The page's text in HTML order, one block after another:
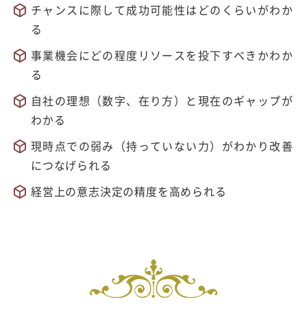
チャンスに際して成功可能性はどのくらいがわか
る
事業機会にどの程度リソースを投下すべきかわか
る
自社の理想（数字、在り方）と現在のギャップが
わかる
現時点での弱み（持っていない力）がわかり改善
につなげられる
経営上の意志決定の精度を高められる